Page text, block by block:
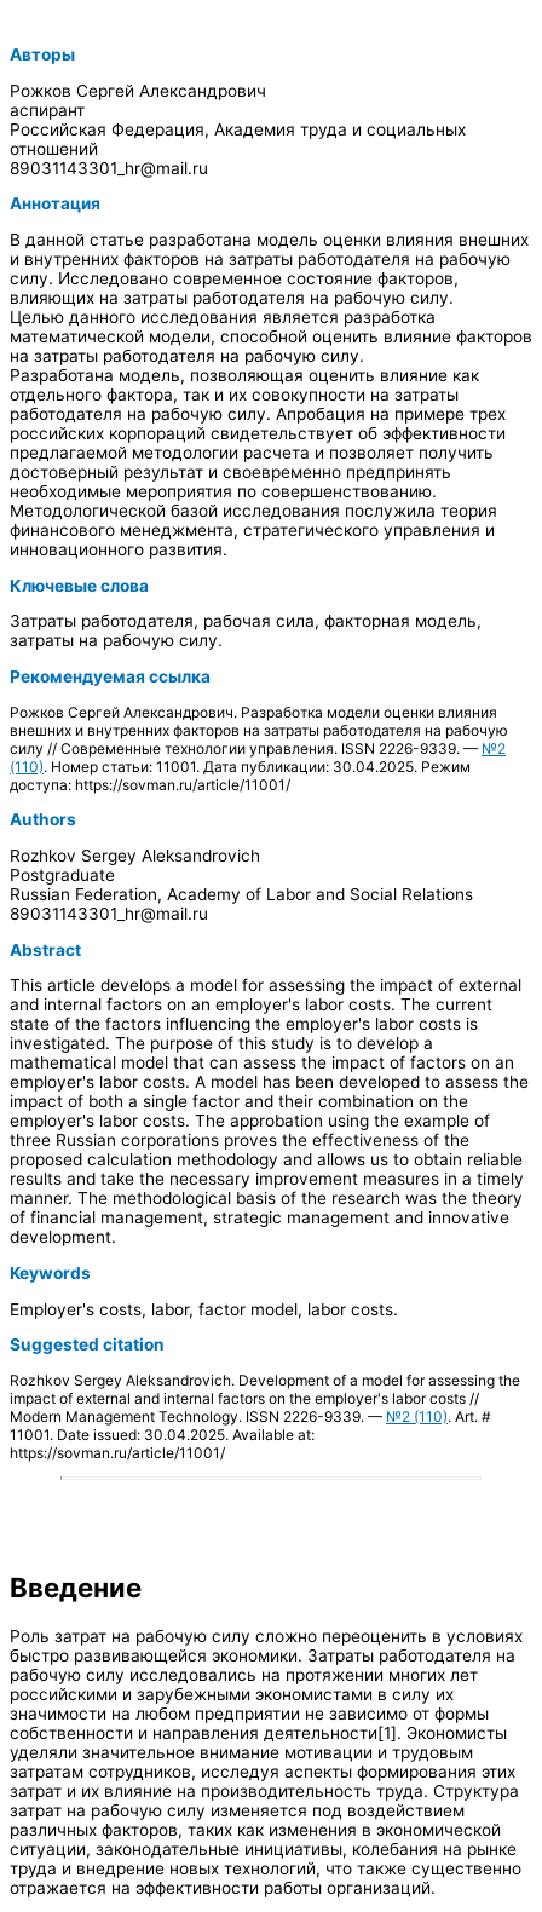
Авторы
Рожков Сергей Александрович
аспирант
Российская Федерация, Академия труда и социальных
отношений
89031143301_hr@mail.ru
Аннотация
В данной статье разработана модель оценки влияния внешних
и внутренних факторов на затраты работодателя на рабочую
силу. Исследовано современное состояние факторов,
влияющих на затраты работодателя на рабочую силу.
Целью данного исследования является разработка
математической модели, способной оценить влияние факторов
на затраты работодателя на рабочую силу.
Разработана модель, позволяющая оценить влияние как
отдельного фактора, так и их совокупности на затраты
работодателя на рабочую силу. Апробация на примере трех
российских корпораций свидетельствует об эффективности
предлагаемой методологии расчета и позволяет получить
достоверный результат и своевременно предпринять
необходимые мероприятия по совершенствованию.
Методологической базой исследования послужила теория
финансового менеджмента, стратегического управления и
инновационного развития.
Ключевые слова
Затраты работодателя, рабочая сила, факторная модель,
затраты на рабочую силу.
Рекомендуемая ссылка
Рожков Сергей Александрович. Разработка модели оценки влияния
внешних и внутренних факторов на затраты работодателя на рабочую
силу // Современные технологии управления. ISSN 2226-9339. — №2
(110). Номер статьи: 11001. Дата публикации: 30.04.2025. Режим
доступа: https://sovman.ru/article/11001/
Authors
Rozhkov Sergey Aleksandrovich
Postgraduate
Russian Federation, Academy of Labor and Social Relations
89031143301_hr@mail.ru
Abstract
This article develops a model for assessing the impact of external
and internal factors on an employer's labor costs. The current
state of the factors influencing the employer's labor costs is
investigated. The purpose of this study is to develop a
mathematical model that can assess the impact of factors on an
employer's labor costs. A model has been developed to assess the
impact of both a single factor and their combination on the
employer's labor costs. The approbation using the example of
three Russian corporations proves the effectiveness of the
proposed calculation methodology and allows us to obtain reliable
results and take the necessary improvement measures in a timely
manner. The methodological basis of the research was the theory
of financial management, strategic management and innovative
development.
Keywords
Employer's costs, labor, factor model, labor costs.
Suggested citation
Rozhkov Sergey Aleksandrovich. Development of a model for assessing the
impact of external and internal factors on the employer's labor costs //
Modern Management Technology. ISSN 2226-9339. — №2 (110). Art. #
11001. Date issued: 30.04.2025. Available at:
https://sovman.ru/article/11001/
Введение
Роль затрат на рабочую силу сложно переоценить в условиях
быстро развивающейся экономики. Затраты работодателя на
рабочую силу исследовались на протяжении многих лет
российскими и зарубежными экономистами в силу их
значимости на любом предприятии не зависимо от формы
собственности и направления деятельности[1]. Экономисты
уделяли значительное внимание мотивации и трудовым
затратам сотрудников, исследуя аспекты формирования этих
затрат и их влияние на производительность труда. Структура
затрат на рабочую силу изменяется под воздействием
различных факторов, таких как изменения в экономической
ситуации, законодательные инициативы, колебания на рынке
труда и внедрение новых технологий, что также существенно
отражается на эффективности работы организаций.